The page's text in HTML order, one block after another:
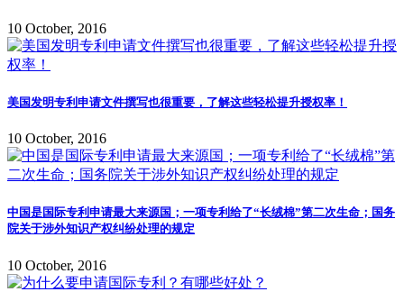
10 October, 2016
美国发明专利申请文件撰写也很重要，了解这些轻松提升授权率！
10 October, 2016
中国是国际专利申请最大来源国；一项专利给了“长绒棉”第二次生命；国务
院关于涉外知识产权纠纷处理的规定
10 October, 2016